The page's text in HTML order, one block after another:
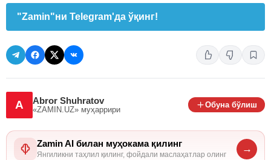
"Zamin"ни Telegram'да ўқинг!
A Abror Shuhratov
«ZAMIN.UZ» муҳаррири
Обуна бўлиш
Zamin AI билан муҳокама қилинг
Янгиликни таҳлил қилинг, фойдали маслаҳатлар олинг
→